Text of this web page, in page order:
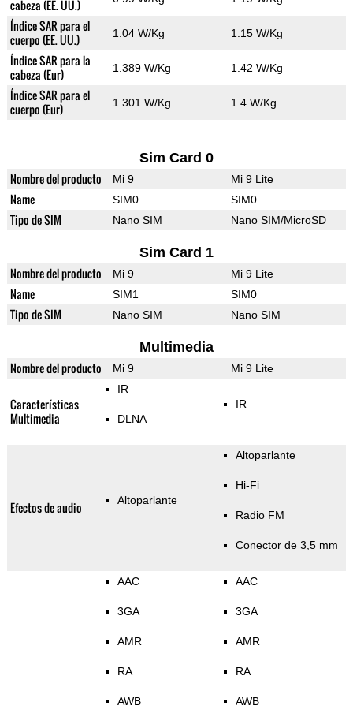
cabeza (EE. UU.)
Índice SAR para el
cuerpo (EE. UU.)
1.04 W/Kg 1.15 W/Kg
Índice SAR para la
cabeza (Eur)
1.389 W/Kg 1.42 W/Kg
Índice SAR para el
cuerpo (Eur)
1.301 W/Kg 1.4 W/Kg
Sim Card 0
Nombre del producto Mi 9 Mi 9 Lite
Name SIM0 SIM0
Tipo de SIM Nano SIM Nano SIM/MicroSD
Sim Card 1
Nombre del producto Mi 9 Mi 9 Lite
Name SIM1 SIM0
Tipo de SIM Nano SIM Nano SIM
Multimedia
Nombre del producto Mi 9 Mi 9 Lite
Características
Multimedia
IR
DLNA
IR
Efectos de audio Altoparlante
Altoparlante
Hi-Fi
Radio FM
Conector de 3,5 mm
AAC
3GA
AMR
RA
AWB
AAC
3GA
AMR
RA
AWB